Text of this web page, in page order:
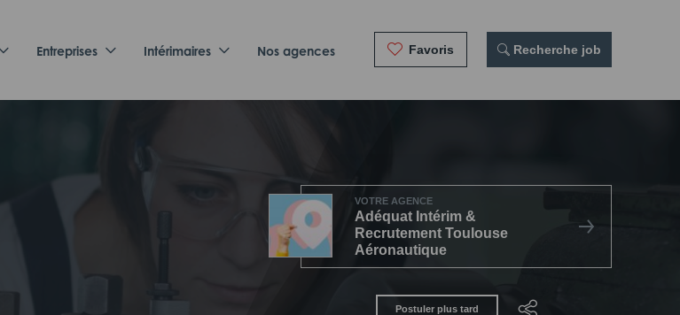
Entreprises Intérimaires Nos agences Favoris Recherche job
VOTRE AGENCE
Adéquat Intérim &
Recrutement Toulouse
Aéronautique
Postuler plus tard